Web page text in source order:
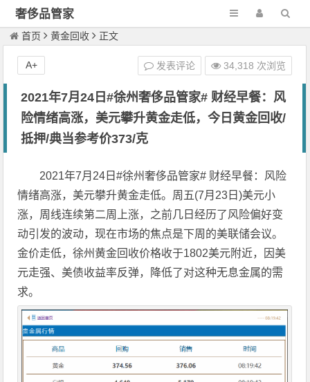
奢侈品管家
首页 黄金回收 正文
2021年7月24日#徐州奢侈品管家# 财经早餐：风
险情绪高涨，美元攀升黄金走低，今日黄金回收/
抵押/典当参考价373/克
发表评论 34,318 次浏览
A+
2021年7月24日#徐州奢侈品管家# 财经早餐：风险
情绪高涨，美元攀升黄金走低。周五(7月23日)美元小
涨，周线连续第二周上涨，之前几日经历了风险偏好变
动引发的波动，现在市场的焦点是下周的美联储会议。
金价走低，徐州黄金回收价格收于1802美元附近，因美
元走强、美债收益率反弹，降低了对这种无息金属的需
求。